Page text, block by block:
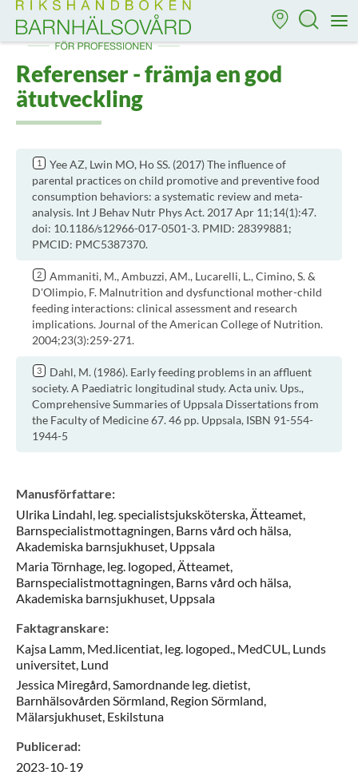
Till startsidan för Rikshandboken i barnhälsovård
Referenser - främja en god
ätutveckling
Yee AZ, Lwin MO, Ho SS. (2017) The influence of
parental practices on child promotive and preventive food
consumption behaviors: a systematic review and meta-
analysis. Int J Behav Nutr Phys Act. 2017 Apr 11;14(1):47.
doi: 10.1186/s12966-017-0501-3. PMID: 28399881;
PMCID: PMC5387370.
Ammaniti, M., Ambuzzi, AM., Lucarelli, L., Cimino, S. &
D'Olimpio, F. Malnutrition and dysfunctional mother-child
feeding interactions: clinical assessment and research
implications. Journal of the American College of Nutrition.
2004;23(3):259-271.
Dahl, M. (1986). Early feeding problems in an affluent
society. A Paediatric longitudinal study. Acta univ. Ups.,
Comprehensive Summaries of Uppsala Dissertations from
the Faculty of Medicine 67. 46 pp. Uppsala, ISBN 91-554-
1944-5
Manusförfattare:
Ulrika Lindahl, leg. specialistsjuksköterska,Ätteamet,
Barnspecialistmottagningen, Barns vård och hälsa,
Akademiska barnsjukhuset, Uppsala
MariaTörnhage, leg. logoped,Ätteamet,
Barnspecialistmottagningen, Barns vård och hälsa,
Akademiska barnsjukhuset, Uppsala
Faktagranskare:
Kajsa Lamm, Med.licentiat, leg. logoped., MedCUL, Lunds
universitet, Lund
Jessica Miregård,Samordnande leg. dietist,
Barnhälsovården Sörmland, Region Sörmland,
Mälarsjukhuset, Eskilstuna
Publicerad:
2023-10-19